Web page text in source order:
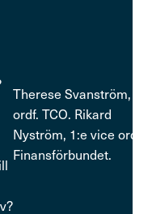
Therese Svanström,
ordf. TCO. Rikard
Nyström, 1:e vice ordf.
Finansförbundet.